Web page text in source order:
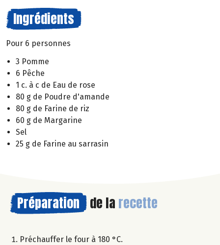
Ingrédients
Pour 6 personnes
3 Pomme
6 Pêche
1 c. à c de Eau de rose
80 g de Poudre d'amande
80 g de Farine de riz
60 g de Margarine
Sel
25 g de Farine au sarrasin
Préparation de la recette
Préchauffer le four à 180 °C.